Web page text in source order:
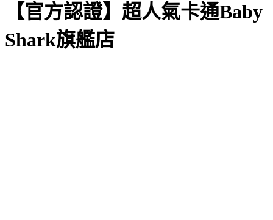
【官方認證】超人氣卡通Baby
Shark旗艦店